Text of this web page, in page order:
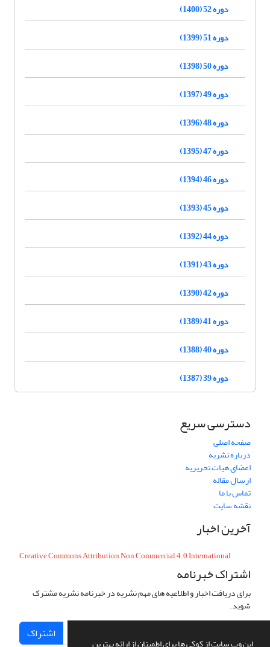
این وب سایت از کوکی ها برای اطمینان از ارائه بهترین
دوره 52 (1400)
دوره 51 (1399)
دوره 50 (1398)
دوره 49 (1397)
دوره 48 (1396)
دوره 47 (1395)
دوره 46 (1394)
دوره 45 (1393)
دوره 44 (1392)
دوره 43 (1391)
دوره 42 (1390)
دوره 41 (1389)
دوره 40 (1388)
دوره 39 (1387)
دسترسی سریع
صفحه اصلی
درباره نشریه
اعضای هیات تحریریه
ارسال مقاله
تماس با ما
نقشه سایت
آخرین اخبار
Creative Commons Attribution Non Commercial 4.0 International
اشتراک خبرنامه
برای دریافت اخبار و اطلاعیه های مهم نشریه در خبرنامه نشریه مشترک
شوید.
اشتراک